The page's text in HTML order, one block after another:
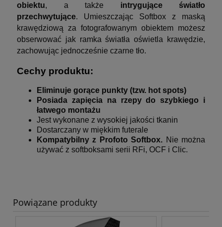
obiektu, a także intrygujące światło
przechwytujące. Umieszczając Softbox z maską
krawędziową za fotografowanym obiektem możesz
obserwować jak ramka światła oświetla krawędzie,
zachowując jednocześnie czarne tło.
Cechy produktu:
Eliminuje gorące punkty (tzw. hot spots)
Posiada zapięcia na rzepy do szybkiego i
łatwego montażu
Jest wykonane z wysokiej jakości tkanin
Dostarczany w miękkim futerale
Kompatybilny z Profoto Softbox. Nie można
używać z softboksami serii RFi, OCF i Clic.
Powiązane produkty